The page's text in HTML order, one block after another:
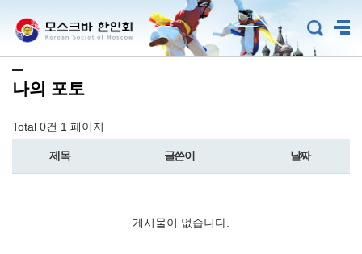
나의 포토
Total 0건 1 페이지
제목 글쓴이 날짜
게시물이 없습니다.